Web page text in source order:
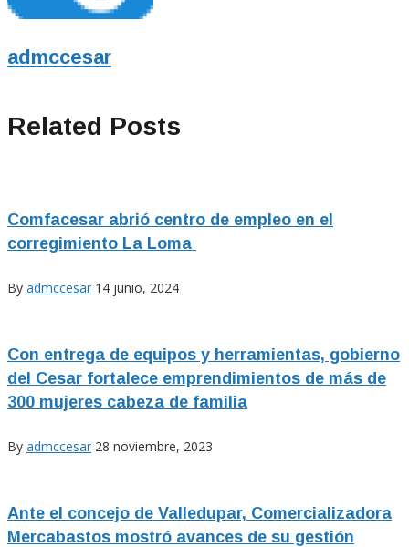
admccesar
Related Posts
Comfacesar abrió centro de empleo en el
corregimiento La Loma
By admccesar 14 junio, 2024
Con entrega de equipos y herramientas, gobierno
del Cesar fortalece emprendimientos de más de
300 mujeres cabeza de familia
By admccesar 28 noviembre, 2023
Ante el concejo de Valledupar, Comercializadora
Mercabastos mostró avances de su gestión